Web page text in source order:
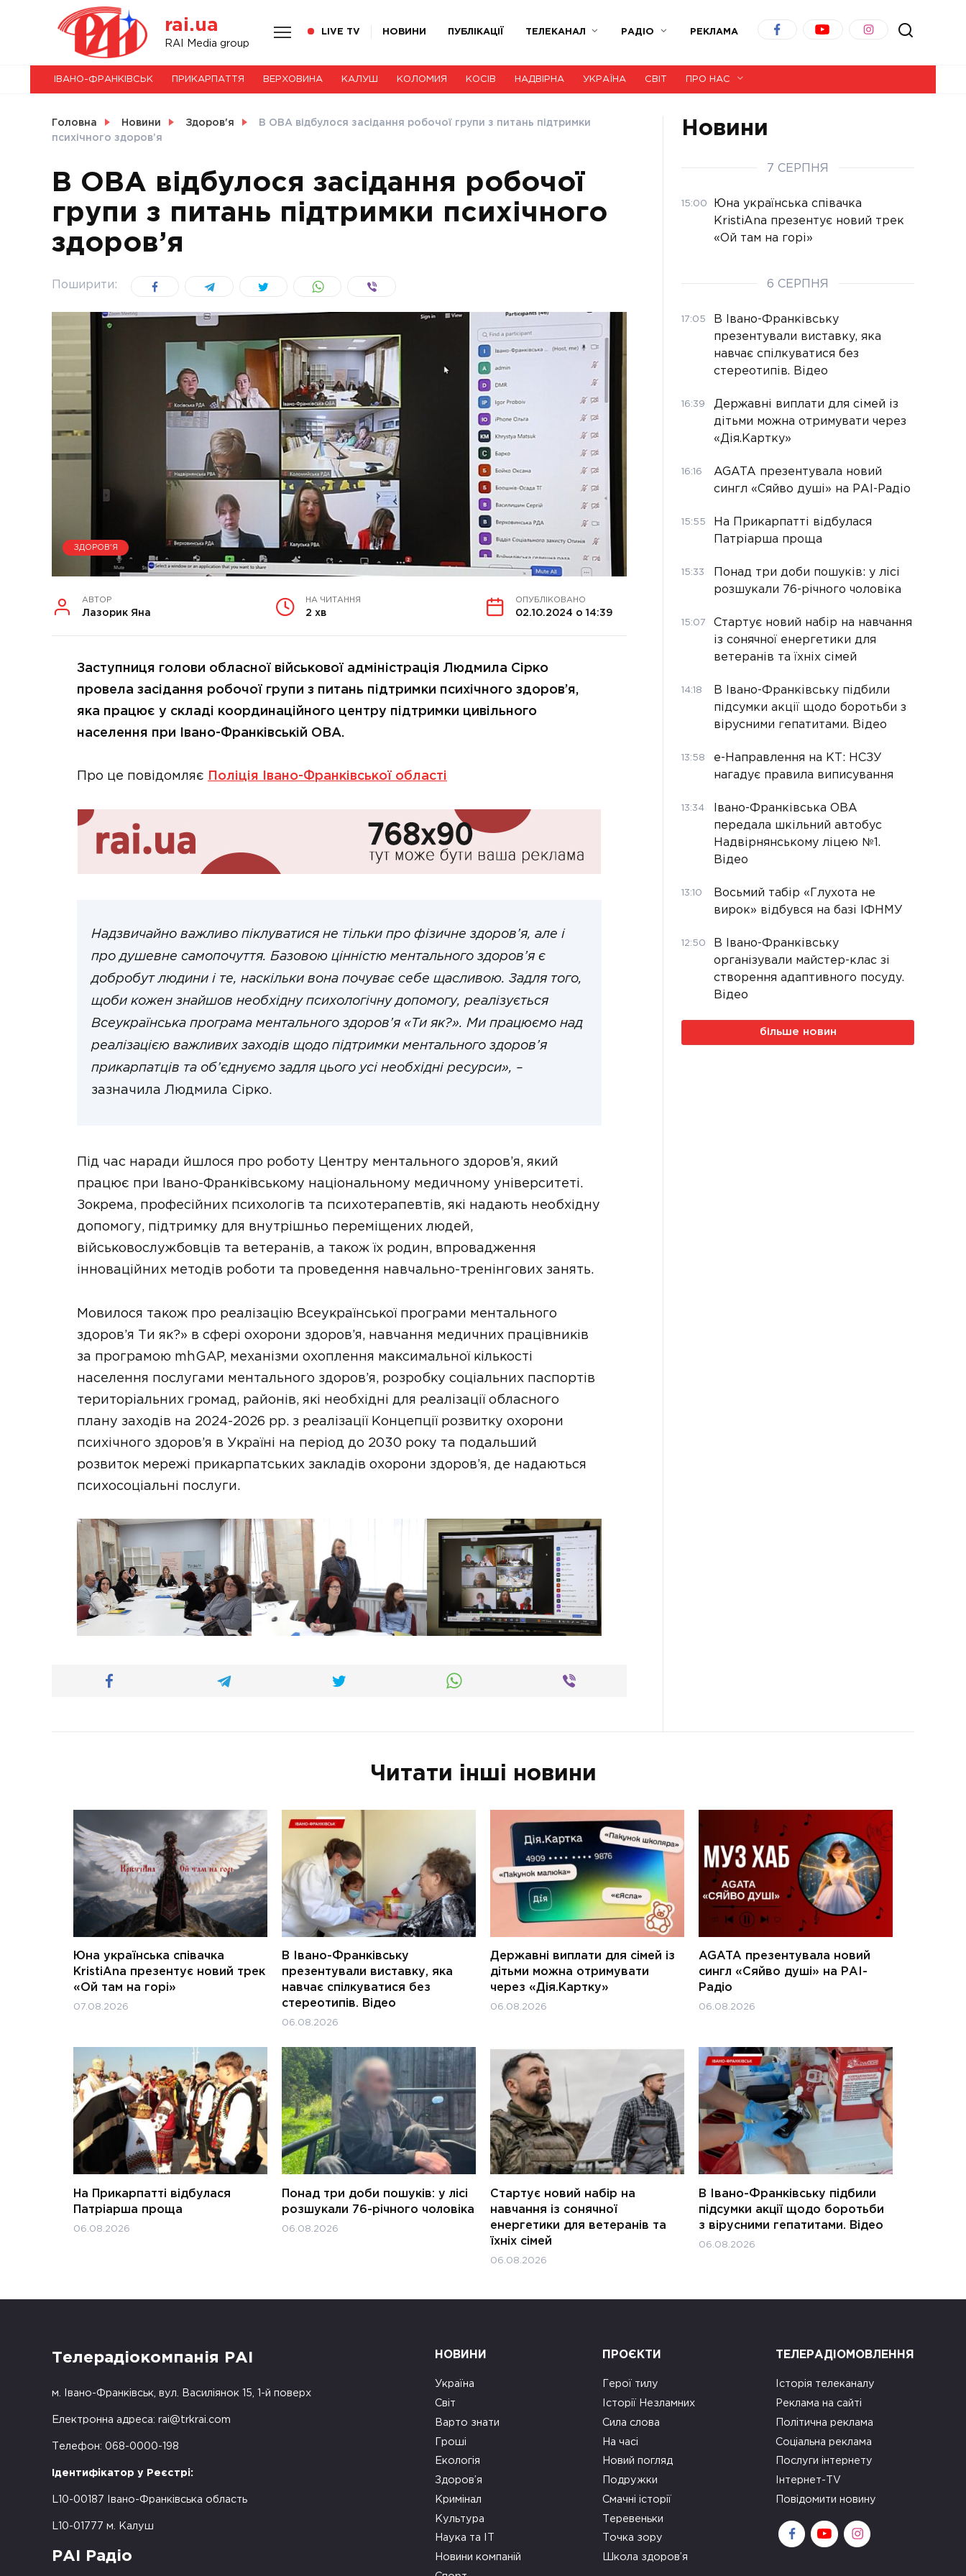
rai.ua
RAI Media group
LIVE TV НОВИНИ ПУБЛІКАЦІЇ ТЕЛЕКАНАЛ РАДІО РЕКЛАМА
НОВИНИ
СВІТ
УКРАЇНА
ІВАНО-ФРАНКІВСЬК ПРИКАРПАТТЯ ВЕРХОВИНА КАЛУШ КОЛОМИЯ КОСІВ НАДВІРНА УКРАЇНА СВІТ ПРО НАС
Головна Новини Здоров'я
В ОВА відбулося засідання робочої групи з питань підтримки
психічного здоров’я
В ОВА відбулося засідання робочої
групи з питань підтримки психічного
здоров’я
Поширити:
ЗДОРОВ'Я
АВТОР
Лазорик Яна
НА ЧИТАННЯ
2 хв
ОПУБЛІКОВАНО
02.10.2024 о 14:39
Заступниця голови обласної військової адміністрація Людмила Сірко
провела засідання робочої групи з питань підтримки психічного здоров’я,
яка працює у складі координаційного центру підтримки цивільного
населення при Івано-Франківській ОВА.
Про це повідомляє Поліція Івано-Франківської області
Надзвичайно важливо піклуватися не тільки про фізичне здоров’я, але і
про душевне самопочуття. Базовою цінністю ментального здоров’я є
добробут людини і те, наскільки вона почуває себе щасливою. Задля того,
щоби кожен знайшов необхідну психологічну допомогу, реалізується
Всеукраїнська програма ментального здоров’я «Ти як?». Ми працюємо над
реалізацією важливих заходів щодо підтримки ментального здоров’я
прикарпатців та об’єднуємо задля цього усі необхідні ресурси», –
зазначила Людмила Сірко.
Під час наради йшлося про роботу Центру ментального здоров’я, який
працює при Івано-Франківському національному медичному університеті.
Зокрема, професійних психологів та психотерапевтів, які надають необхідну
допомогу, підтримку для внутрішньо переміщених людей,
військовослужбовців та ветеранів, а також їх родин, впровадження
інноваційних методів роботи та проведення навчально-тренінгових занять.
Мовилося також про реалізацію Всеукраїнської програми ментального
здоров’я Ти як?» в сфері охорони здоров’я, навчання медичних працівників
за програмою mhGAP, механізми охоплення максимальної кількості
населення послугами ментального здоров’я, розробку соціальних паспортів
територіальних громад, районів, які необхідні для реалізації обласного
плану заходів на 2024-2026 рр. з реалізації Концепції розвитку охорони
психічного здоров’я в Україні на період до 2030 року та подальший
розвиток мережі прикарпатських закладів охорони здоров’я, де надаються
психосоціальні послуги.
Новини
7 СЕРПНЯ
15:00
Юна українська співачка
KristiAna презентує новий трек
«Ой там на горі»
6 СЕРПНЯ
17:05
В Івано-Франківську
презентували виставку, яка
навчає спілкуватися без
стереотипів. Відео
16:39
Державні виплати для сімей із
дітьми можна отримувати через
«Дія.Картку»
16:16
AGATA презентувала новий
сингл «Сяйво душі» на РАІ-Радіо
15:55
На Прикарпатті відбулася
Патріарша проща
15:33
Понад три доби пошуків: у лісі
розшукали 76-річного чоловіка
15:07
Стартує новий набір на навчання
із сонячної енергетики для
ветеранів та їхніх сімей
14:18
В Івано-Франківську підбили
підсумки акції щодо боротьби з
вірусними гепатитами. Відео
13:58
е-Направлення на КТ: НСЗУ
нагадує правила виписування
13:34
Івано-Франківська ОВА
передала шкільний автобус
Надвірнянському ліцею №1.
Відео
13:10
Восьмий табір «Глухота не
вирок» відбувся на базі ІФНМУ
12:50
В Івано-Франківську
організували майстер-клас зі
створення адаптивного посуду.
Відео
більше новин
Читати інші новини
Юна українська співачка
KristiAna презентує новий трек
«Ой там на горі»
07.08.2026
В Івано-Франківську
презентували виставку, яка
навчає спілкуватися без
стереотипів. Відео
06.08.2026
Державні виплати для сімей із
дітьми можна отримувати
через «Дія.Картку»
06.08.2026
AGATA презентувала новий
сингл «Сяйво душі» на РАІ-
Радіо
06.08.2026
На Прикарпатті відбулася
Патріарша проща
06.08.2026
Понад три доби пошуків: у лісі
розшукали 76-річного чоловіка
06.08.2026
Стартує новий набір на
навчання із сонячної
енергетики для ветеранів та
їхніх сімей
06.08.2026
В Івано-Франківську підбили
підсумки акції щодо боротьби
з вірусними гепатитами. Відео
06.08.2026
Телерадіокомпанія РАІ
м. Івано-Франківськ, вул. Василіянок 15, 1-й поверх
Електронна адреса: rai@trkrai.com
Телефон: 068-0000-198
Ідентифікатор у Реєстрі:
L10-00187 Івано-Франківська область
L10-01777 м. Калуш
РАІ Радіо
НОВИНИ
Україна
Світ
Варто знати
Гроші
Екологія
Здоров’я
Кримінал
Культура
Наука та ІТ
Новини компаній
ПРОЄКТИ
Герої тилу
Історії Незламних
Сила слова
На часі
Новий погляд
Подружки
Смачні історії
Теревеньки
Точка зору
Школа здоров’я
ТЕЛЕРАДІОМОВЛЕННЯ
Історія телеканалу
Реклама на сайті
Політична реклама
Соціальна реклама
Послуги інтернету
Інтернет-TV
Повідомити новину